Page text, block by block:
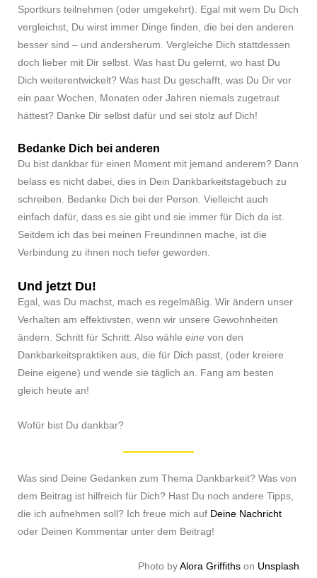
Sportkurs teilnehmen (oder umgekehrt). Egal mit wem Du Dich
vergleichst, Du wirst immer Dinge finden, die bei den anderen
besser sind – und andersherum. Vergleiche Dich stattdessen
doch lieber mit Dir selbst. Was hast Du gelernt, wo hast Du
Dich weiterentwickelt? Was hast Du geschafft, was Du Dir vor
ein paar Wochen, Monaten oder Jahren niemals zugetraut
hättest? Danke Dir selbst dafür und sei stolz auf Dich!
Bedanke Dich bei anderen
Du bist dankbar für einen Moment mit jemand anderem? Dann
belass es nicht dabei, dies in Dein Dankbarkeitstagebuch zu
schreiben. Bedanke Dich bei der Person. Vielleicht auch
einfach dafür, dass es sie gibt und sie immer für Dich da ist.
Seitdem ich das bei meinen Freundinnen mache, ist die
Verbindung zu ihnen noch tiefer geworden.
Und jetzt Du!
Egal, was Du machst, mach es regelmäßig. Wir ändern unser
Verhalten am effektivsten, wenn wir unsere Gewohnheiten
ändern. Schritt für Schritt. Also wähle eine von den
Dankbarkeitspraktiken aus, die für Dich passt, (oder kreiere
Deine eigene) und wende sie täglich an. Fang am besten
gleich heute an!
Wofür bist Du dankbar?
Was sind Deine Gedanken zum Thema Dankbarkeit? Was von
dem Beitrag ist hilfreich für Dich? Hast Du noch andere Tipps,
die ich aufnehmen soll? Ich freue mich auf Deine Nachricht
oder Deinen Kommentar unter dem Beitrag!
Photo by Alora Griffiths on Unsplash